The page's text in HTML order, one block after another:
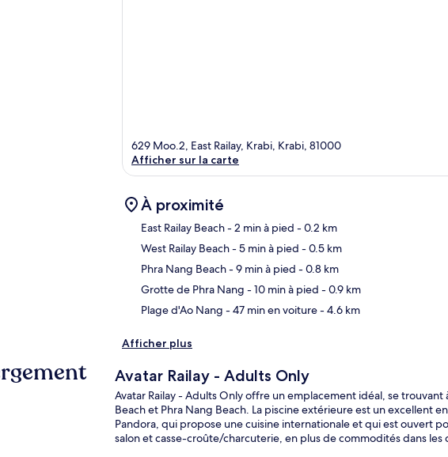
629 Moo.2, East Railay, Krabi, Krabi, 81000
Afficher sur la carte
À proximité
East Railay Beach- 2 min à pied - 0.2 km
West Railay Beach- 5 min à pied - 0.5 km
Phra Nang Beach- 9 min à pied - 0.8 km
Grotte de Phra Nang - 10 min à pied - 0.9 km
Plage d'Ao Nang - 47 min en voiture- 4.6 km
Afficher plus
Avatar Railay - Adults Only
Avatar Railay - Adults Only offre un emplacement idéal, se
Beach et Phra Nang Beach. La piscine extérieure est un excellent
Pandora, qui propose une cuisine internationale et qui est ouvert
salon et casse-croûte/charcuterie, en plus de commodités dans